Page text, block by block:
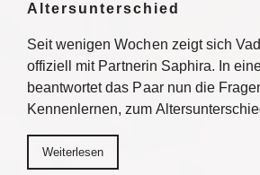
Altersunterschied
Seit wenigen Wochen zeigt sich
offiziell mit Partnerin Saphira. In
beantwortet das Paar nun die
Kennenlernen, zum
Weiterlesen